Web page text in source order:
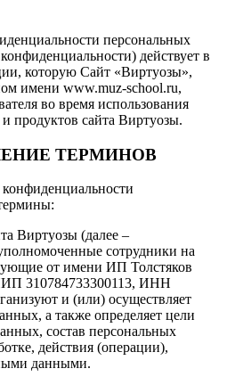
персональных
действует в
которую Сайт «Виртуозы»,
имени www.muz-school.ru,
во время использования
продуктов сайта Виртуозы.
ТЕРМИНОВ
Виртуозы (далее –
сотрудники на
от имени ИП Толстяков
310784733300113, ИНН
и (или) осуществляет
а также определяет цели
состав персональных
действия (операции),
данными.